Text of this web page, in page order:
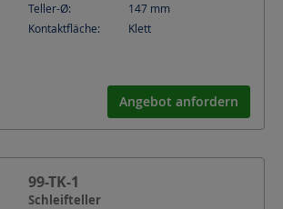
Teller-Ø: 147 mm
Kontaktfläche:
Klett
Angebot anfordern
99-TK-1
Schleifteller